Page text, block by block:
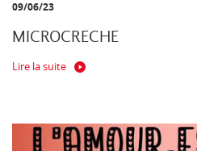
09/06/23
MICROCRECHE
Lire la suite